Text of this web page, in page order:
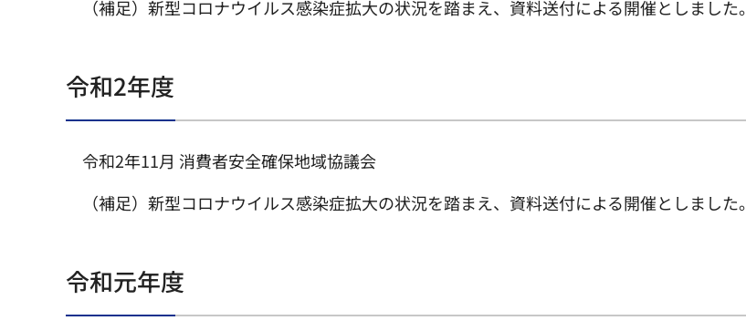
（補足）新型コロナウイルス感染症拡大の状況を踏まえ、資料送付による開催としました。
令和2年度
令和2年11月 消費者安全確保地域協議会
（補足）新型コロナウイルス感染症拡大の状況を踏まえ、資料送付による開催としました。
令和元年度